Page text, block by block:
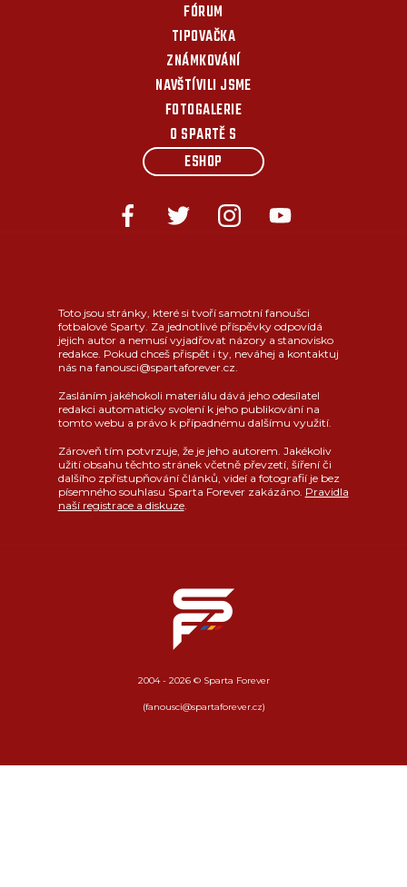
FÓRUM
TIPOVAČKA
ZNÁMKOVÁNÍ
NAVŠTÍVILI JSME
FOTOGALERIE
O SPARTĚ S
ESHOP
Toto jsou stránky, které si tvoří samotní fanoušci
fotbalové Sparty. Za jednotlivé příspěvky odpovídá
jejich autor a nemusí vyjadřovat názory a stanovisko
redakce. Pokud chceš přispět i ty, neváhej a kontaktuj
nás na fanousci@spartaforever.cz.
Zasláním jakéhokoli materiálu dává jeho odesílatel
redakci automaticky svolení k jeho publikování na
tomto webu a právo k případnému dalšímu využití.
Zároveň tím potvrzuje, že je jeho autorem. Jakékoliv
užití obsahu těchto stránek včetně převzetí, šíření či
dalšího zpřístupňování článků, videí a fotografií je bez
písemného souhlasu Sparta Forever zakázáno. Pravidla
naší registrace a diskuze.
2004 - 2026 © Sparta Forever
(fanousci@spartaforever.cz)